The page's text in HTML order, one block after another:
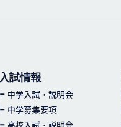
入試情報
中学入試・説明会
中学募集要項
高校入試・説明会